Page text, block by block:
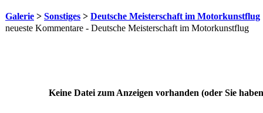
Galerie > Sonstiges > Deutsche Meisterschaft im Motorkunstflug
neueste Kommentare - Deutsche Meisterschaft im Motorkunstflug
Keine Datei zum Anzeigen vorhanden (oder Sie